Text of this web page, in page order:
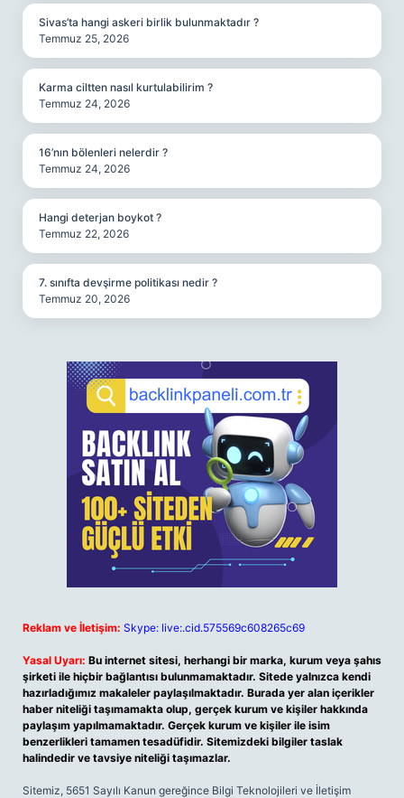
Sivas’ta hangi askeri birlik bulunmaktadır ?
Temmuz 25, 2026
Karma ciltten nasıl kurtulabilirim ?
Temmuz 24, 2026
16’nın bölenleri nelerdir ?
Temmuz 24, 2026
Hangi deterjan boykot ?
Temmuz 22, 2026
7. sınıfta devşirme politikası nedir ?
Temmuz 20, 2026
Reklam ve İletişim: Skype: live:.cid.575569c608265c69
Yasal Uyarı: Bu internet sitesi, herhangi bir marka, kurum veya şahıs
şirketi ile hiçbir bağlantısı bulunmamaktadır. Sitede yalnızca kendi
hazırladığımız makaleler paylaşılmaktadır. Burada yer alan içerikler
haber niteliği taşımamakta olup, gerçek kurum ve kişiler hakkında
paylaşım yapılmamaktadır. Gerçek kurum ve kişiler ile isim
benzerlikleri tamamen tesadüfidir. Sitemizdeki bilgiler taslak
halindedir ve tavsiye niteliği taşımazlar.
Sitemiz, 5651 Sayılı Kanun gereğince Bilgi Teknolojileri ve İletişim